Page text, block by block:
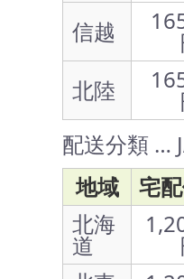
信越
北陸
配送分類 …
地域
宅
北海
道